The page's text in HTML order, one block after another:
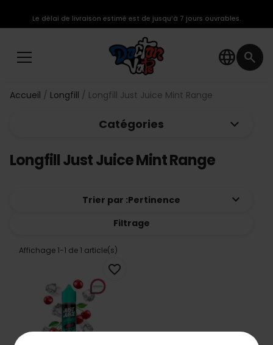
language search
Le délai de livraison estimé est de jusqu’à 7 jours ouvrables.
Accueil Longfill Longfill Just Juice Mint Range
Catégories keyboard_arrow_down
Longfill Just Juice Mint Range
Trier par :Pertinence keyboard_arrow_down
Filtrage
Affichage 1-1 de 1 article(s)
favorite_border